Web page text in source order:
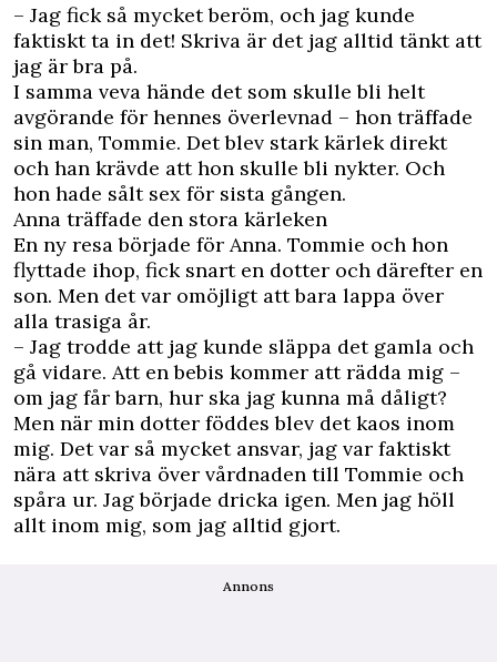
– Jag fick så mycket beröm, och jag kunde
faktiskt ta in det! Skriva är det jag alltid tänkt att
jag är bra på.
I samma veva hände det som skulle bli helt
avgörande för hennes överlevnad – hon träffade
sin man, Tommie. Det blev stark kärlek direkt
och han krävde att hon skulle bli nykter. Och
hon hade sålt sex för sista gången.
Anna träffade den stora kärleken
En ny resa började för Anna. Tommie och hon
flyttade ihop, fick snart en dotter och därefter en
son. Men det var omöjligt att bara lappa över
alla trasiga år.
– Jag trodde att jag kunde släppa det gamla och
gå vidare. Att en bebis kommer att rädda mig –
om jag får barn, hur ska jag kunna må dåligt?
Men när min dotter föddes blev det kaos inom
mig. Det var så mycket ansvar, jag var faktiskt
nära att skriva över vårdnaden till Tommie och
spåra ur. Jag började dricka igen. Men jag höll
allt inom mig, som jag alltid gjort.
Annons